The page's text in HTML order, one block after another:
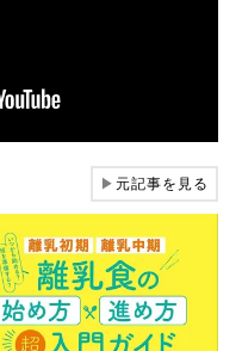
▶元記事を見る